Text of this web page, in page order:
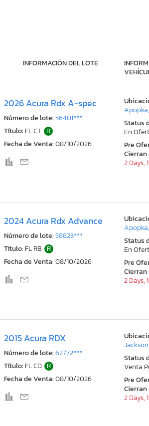
INFORMACIÓN DEL LOTE
2026 Acura Rdx A-spec
Número de lote:56401***
Título: FL CT R
Fecha de Venta:08/10/2026
Status
En
Pre
Cierran
2 Days,
2024 Acura Rdx Advance
Número de lote:58823***
Título: FL RB R
Fecha de Venta:08/10/2026
Status
En
Pre
Cierran
2 Days,
2015 Acura RDX
Número de lote:62772***
Título: FL CD R
Fecha de Venta:08/10/2026
Status
Venta
Pre
Cierran
2 Days,